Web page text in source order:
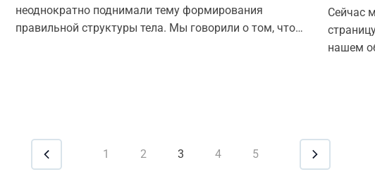
неоднократно поднимали тему формирования
правильной структуры тела. Мы говорили о том, что
Сейчас
нашем
1 2 3 4 5